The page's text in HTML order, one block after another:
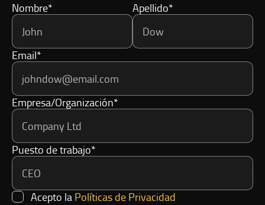
Nombre* Apellido*
Email*
Empresa/Organización*
Puesto de trabajo*
Acepto la Políticas de Privacidad